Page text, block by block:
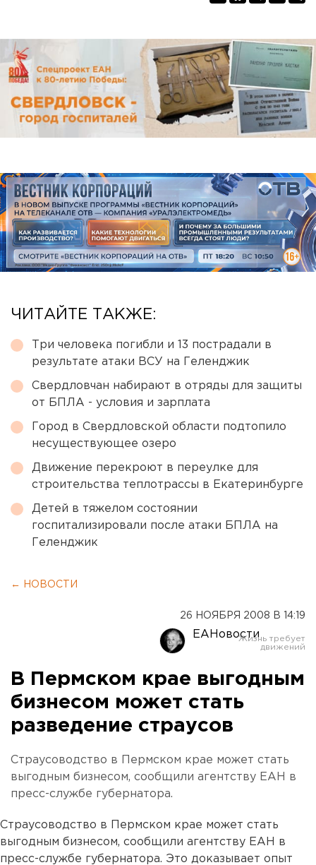
ЧИТАЙТЕ ТАКЖЕ:
Три человека погибли и 13 пострадали в
результате атаки ВСУ на Геленджик
Свердловчан набирают в отряды для защиты
от БПЛА - условия и зарплата
Город в Свердловской области подтопило
несуществующее озеро
Движение перекроют в переулке для
строительства теплотрассы в Екатеринбурге
Детей в тяжелом состоянии
госпитализировали после атаки БПЛА на
Геленджик
← НОВОСТИ
26 НОЯБРЯ 2008 В 14:19
ЕАНовости
В Пермском крае выгодным
бизнесом может стать
разведение страусов
Страусоводство в Пермском крае может стать
выгодным бизнесом, сообщили агентству ЕАН в
пресс-службе губернатора.
Страусоводство в Пермском крае может стать
выгодным бизнесом, сообщили агентству ЕАН в
пресс-службе губернатора. Это доказывает опыт